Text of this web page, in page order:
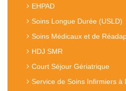
EHPAD
Soins Longue Durée (USLD)
Soins Médicaux et de
HDJ SMR
Court Séjour Gériatrique
Service de Soins Infirmiers à